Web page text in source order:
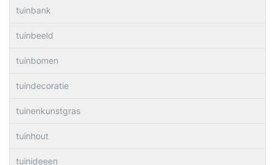
tuinbank
tuinbeeld
tuinbomen
tuindecoratie
tuinenkunstgras
tuinhout
tuinideeen